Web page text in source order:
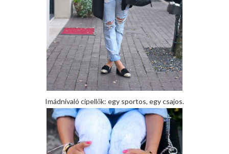
Imádnivaló cipellők: egy sportos, egy csajos.